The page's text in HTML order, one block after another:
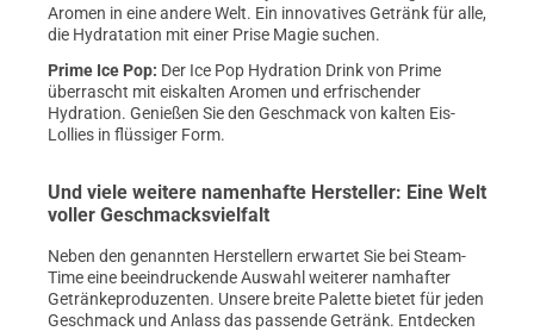
Aromen in eine andere Welt. Ein innovatives Getränk für alle,
die Hydratation mit einer Prise Magie suchen.
Prime Ice Pop: Der Ice Pop Hydration Drink von Prime
überrascht mit eiskalten Aromen und erfrischender
Hydration. Genießen Sie den Geschmack von kalten Eis-
Lollies in flüssiger Form.
Und viele weitere namenhafte Hersteller: Eine Welt
voller Geschmacksvielfalt
Neben den genannten Herstellern erwartet Sie bei Steam-
Time eine beeindruckende Auswahl weiterer namhafter
Getränkeproduzenten. Unsere breite Palette bietet für jeden
Geschmack und Anlass das passende Getränk. Entdecken